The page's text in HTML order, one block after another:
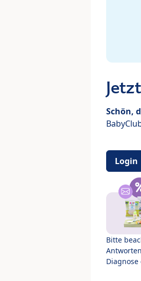
Schön,
Login
Bitte